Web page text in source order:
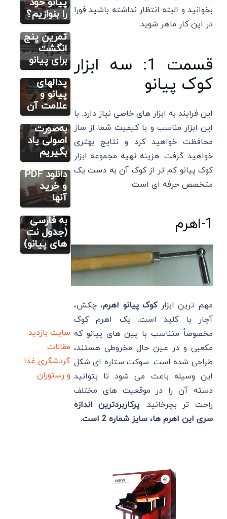
بخوانید و البته انتظار نداشته باشید فورا
در این کار ماهر شوید.
قسمت 1: سه ابزار
کوک پیانو
این فرایند به ابزار های خاصی نیاز دارد. با
این ابزار مناسب و با کیفیت شما از ساز
محافظت خواهید کرد و نتایج بهتری
خواهید گرفت. هزینه تهیه مجموعه ابزار
کوک پیانو کم تر از کوک آن به دست یک
متخصص حرفه ای است.
1-اهرم
مهم ترین ابزارکوک پیانو اهرم، چکش،
آچار یا کلید است. یک اهرم کوک
مخصوصاً متناسب با پین های پیانو که
مکعبی و در عین حال مخروطی هستند،
طراحی شده است. سوکت ستاره ای شکل
این وسیله باعث می شود تا بتوانید
دسته آن را در موقعیت های مختلف
راحت تر بچرخانید. پرکاربردترین اندازه
سری این اهرم ها، سایز شماره 2 است.
پیانو خود
را بنوازیم؟
گذاری
پیانو+
تمرین پنج
انگشت
برای پیانو
آموزش اصولی
پیانو (رایگان)
اسم پدال
های
پیانو+
کاربرد
پدالهای
پیانو و
علامت آن
پکیج های
آموزش پیانو
از اولین
نت تا
اجرای
قطعه
دلخواه؛
چگونه
پیانو را
به‌صورت
اصولی یاد
بگیریم
آموزش نت
های پیانو
3 بهترین
کتاب نت
پیانو+
لینک
دانلود PDF
و خرید
آنها
آموزش نت
های پیانو
تمام نت
های پیانو
به فارسی
(جدول نت
های پیانو)
سایت بازدید
مقالات
گردشگری غذا
و رستوران